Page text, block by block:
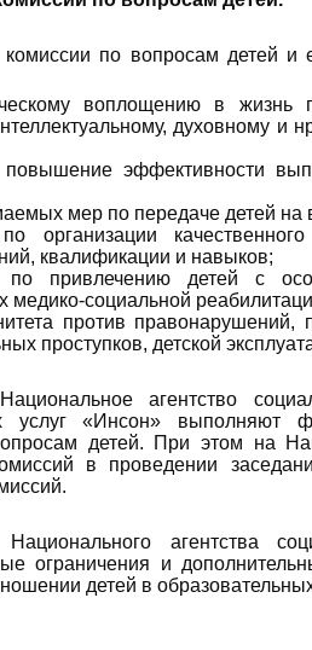
по вопросам детей и
воплощению в жизнь
духовному и
эффективности
мер по передаче детей на
организации качественного
квалификации и навыков;
привлечению детей с
медико-социальной
против правонарушений,
проступков, детской
агентство
услуг «Инсон» выполняют
детей. При этом на
в проведении
агентства
ограничения и
детей в